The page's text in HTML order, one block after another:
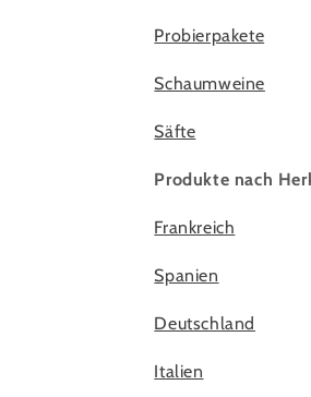
Probierpakete
Schaumweine
Säfte
Produkte nach
Frankreich
Spanien
Deutschland
Italien